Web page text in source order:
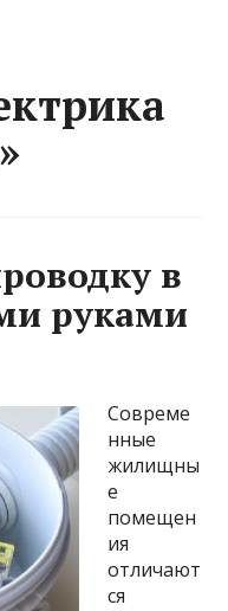
в
руками
Совреме
нные
жилищны
е
помещен
ия
отличают
ся